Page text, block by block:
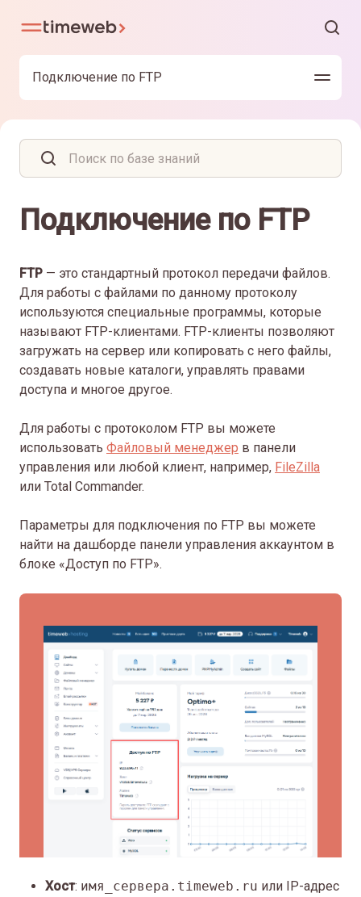
Подключение по FTP
Подключение по FTP
FTP — это стандартный протокол передачи файлов.
Для работы с файлами по данному протоколу
используются специальные программы, которые
называют FTP-клиентами. FTP-клиенты позволяют
загружать на сервер или копировать с него файлы,
создавать новые каталоги, управлять правами
доступа и многое другое.
Для работы с протоколом FTP вы можете
использовать Файловый менеджер в панели
управления или любой клиент, например, FileZilla
или Total Commander.
Параметры для подключения по FTP вы можете
найти на дашборде панели управления аккаунтом в
блоке «Доступ по FTP».
Хост: имя_сервера. timeweb.ru или IP-адрес